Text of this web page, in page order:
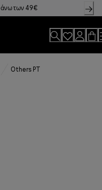
άνω των 49€
Others PT